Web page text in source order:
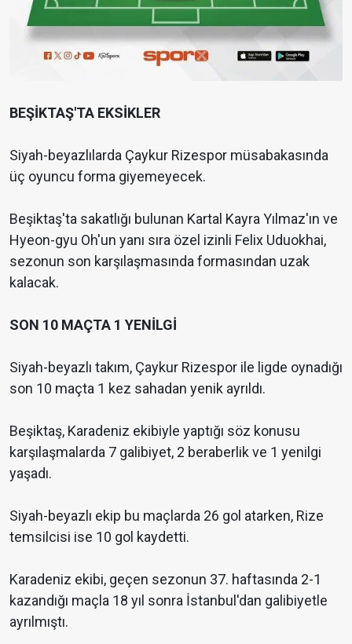
BEŞİKTAŞ'TA EKSİKLER
Siyah-beyazlılarda Çaykur Rizespor müsabakasında
üç oyuncu forma giyemeyecek.
Beşiktaş'ta sakatlığı bulunan Kartal Kayra Yılmaz'ın ve
Hyeon-gyu Oh'un yanı sıra özel izinli Felix Uduokhai,
sezonun son karşılaşmasında formasından uzak
kalacak.
SON 10 MAÇTA 1 YENİLGİ
Siyah-beyazlı takım, Çaykur Rizespor ile ligde oynadığı
son 10 maçta 1 kez sahadan yenik ayrıldı.
Beşiktaş, Karadeniz ekibiyle yaptığı söz konusu
karşılaşmalarda 7 galibiyet, 2 beraberlik ve 1 yenilgi
yaşadı.
Siyah-beyazlı ekip bu maçlarda 26 gol atarken, Rize
temsilcisi ise 10 gol kaydetti.
Karadeniz ekibi, geçen sezonun 37. haftasında 2-1
kazandığı maçla 18 yıl sonra İstanbul'dan galibiyetle
ayrılmıştı.